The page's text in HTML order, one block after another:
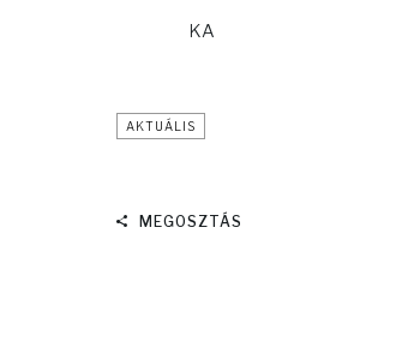
KA
AKTUÁLIS
MEGOSZTÁS